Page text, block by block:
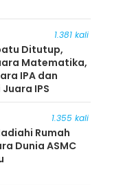
1.381 kali
Ditutup,
Matematika,
IPA dan
IPS
1.355 kali
Rumah
Dunia ASMC